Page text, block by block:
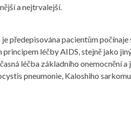
a nejtrvalejší.
předepisována pacientům
principem léčby AIDS, stejně jako
léčba základního onemocnění
pneumonie, Kaloshiho